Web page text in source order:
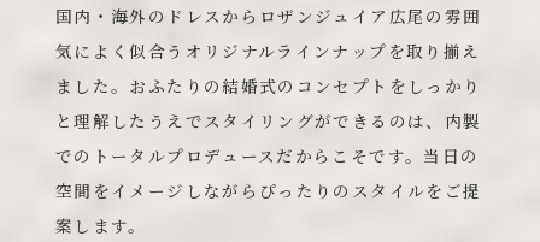
国内・海外のドレスからロザンジュイア広尾の雰囲
気によく似合うオリジナルラインナップを取り揃え
ました。おふたりの結婚式のコンセプトをしっかり
と理解したうえでスタイリングができるのは、内製
でのトータルプロデュースだからこそです。当日の
空間をイメージしながらぴったりのスタイルをご提
案します。